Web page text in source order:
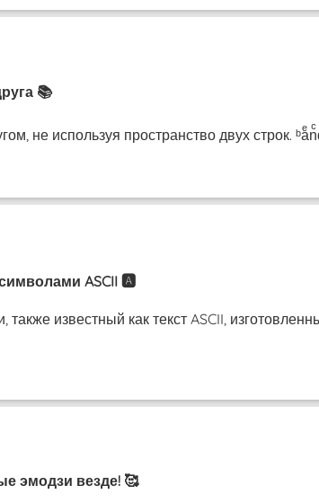
📚
не используя пространство двух строк.
ASCII 🅰️
известный как текст ASCII,
эмодзи везде! 🥰